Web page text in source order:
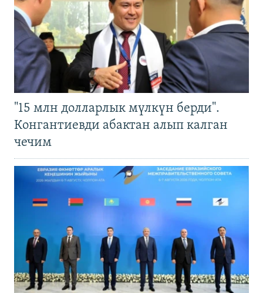
"15 млн долларлык мүлкүн берди".
Конгантиевди абактан алып калган
чечим